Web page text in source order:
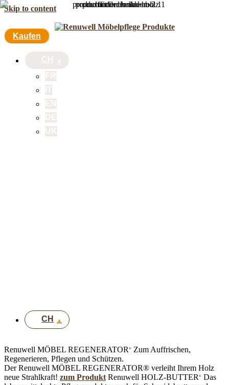
Skip to content
Kaufen
CH
Renuwell MÖBEL REGENERATOR ®
Zum Auffrischen,
Regenerieren, Pflegen und Schützen.
Der Renuwell MÖBEL REGENERATOR® verleiht Ihrem Holz
neue Strahlkraft! zum Produkt Renuwell HOLZ-BUTTER ®
Das